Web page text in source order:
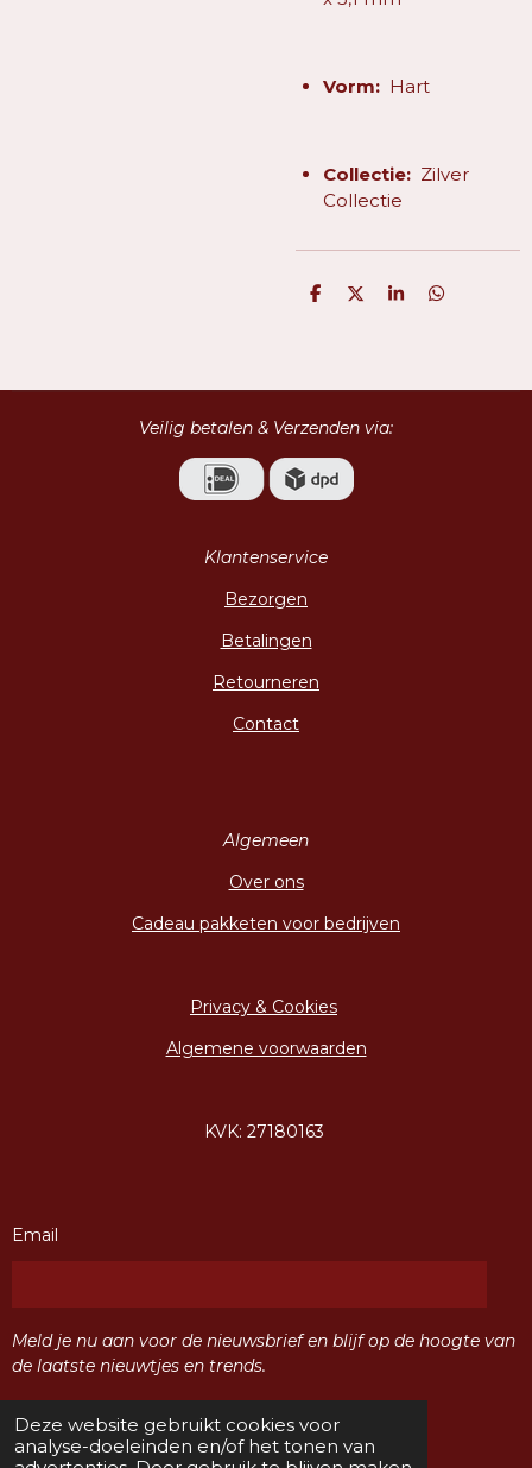
Deze website gebruikt cookies voor
analyse-doeleinden en/of het tonen van
Vorm:Hart
Collectie:Zilver
Collectie
D
D
S
D
Veilig betalen & Verzenden via:
Klantenservice
Bezorgen
Betalingen
Retourneren
Contact
Algemeen
Over ons
Cadeau pakketen voor bedrijven
Privacy & Cookies
Algemene voorwaarden
KVK: 27180163
Email
Meld je nu aan voor de nieuwsbrief en blijf op de hoogte van
de laatste nieuwtjes en trends.
Verzenden